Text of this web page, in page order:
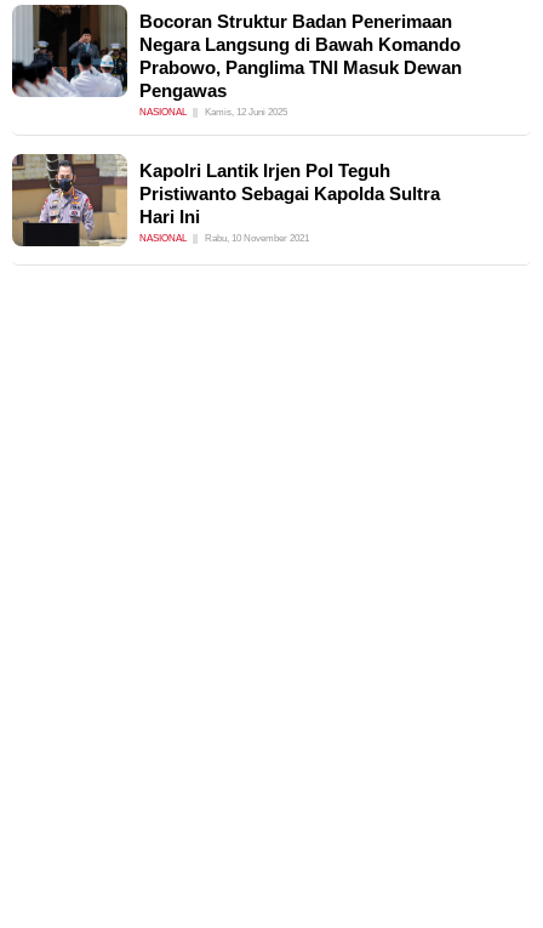
Bocoran Struktur Badan Penerimaan
Negara Langsung di Bawah Komando
Prabowo, Panglima TNI Masuk Dewan
Pengawas
NASIONAL Kamis, 12 Juni 2025
Kapolri Lantik Irjen Pol Teguh
Pristiwanto Sebagai Kapolda Sultra
Hari Ini
NASIONAL Rabu, 10 November 2021